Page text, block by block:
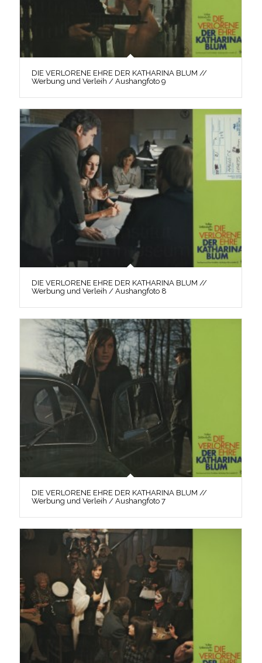
DIE VERLORENE EHRE DER KATHARINA BLUM //
Werbung und Verleih / Aushangfoto 9
DIE VERLORENE EHRE DER KATHARINA BLUM //
Werbung und Verleih / Aushangfoto 8
DIE VERLORENE EHRE DER KATHARINA BLUM //
Werbung und Verleih / Aushangfoto 7